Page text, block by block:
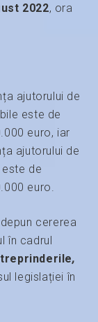
2022, ora
ajutorului de
este de
euro, iar
ajutorului de
de
euro.
cererea
în cadrul
,
legislației în